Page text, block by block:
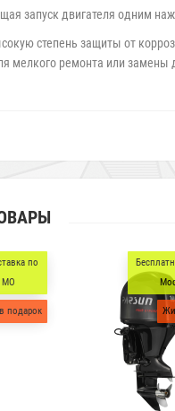
запуск двигателя одним
степень защиты от
мелкого ремонта или замены
доставка по
Москве и МО
Жилеты в подарок